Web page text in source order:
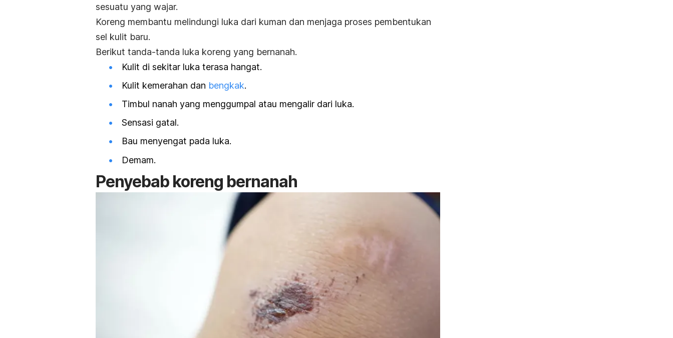
sesuatu yang wajar.
Koreng membantu melindungi luka dari kuman dan menjaga proses pembentukan
sel kulit baru.
Berikut tanda-tanda luka koreng yang bernanah.
Kulit di sekitar luka terasa hangat.
Kulit kemerahan dan bengkak.
Timbul nanah yang menggumpal atau mengalir dari luka.
Sensasi gatal.
Bau menyengat pada luka.
Demam.
Penyebab koreng bernanah